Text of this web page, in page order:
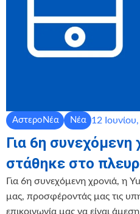
ΑστεροΝέα Νέα 12
Για 6η συνεχόμενη
στάθηκε στο
Για 6η συνεχόμενη χρονιά, η
μας, προσφέροντάς μας τις
επικοινωνία μας να είναι